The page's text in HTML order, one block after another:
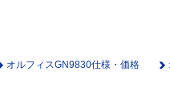
オルフィスGN9830仕様・価格